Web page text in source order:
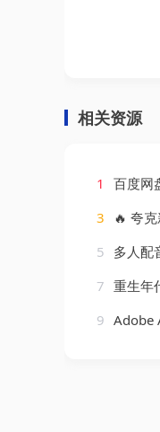
相关资源
1 百度网
3
🔥 夸
5 多人配
7 重生年
9 Adobe